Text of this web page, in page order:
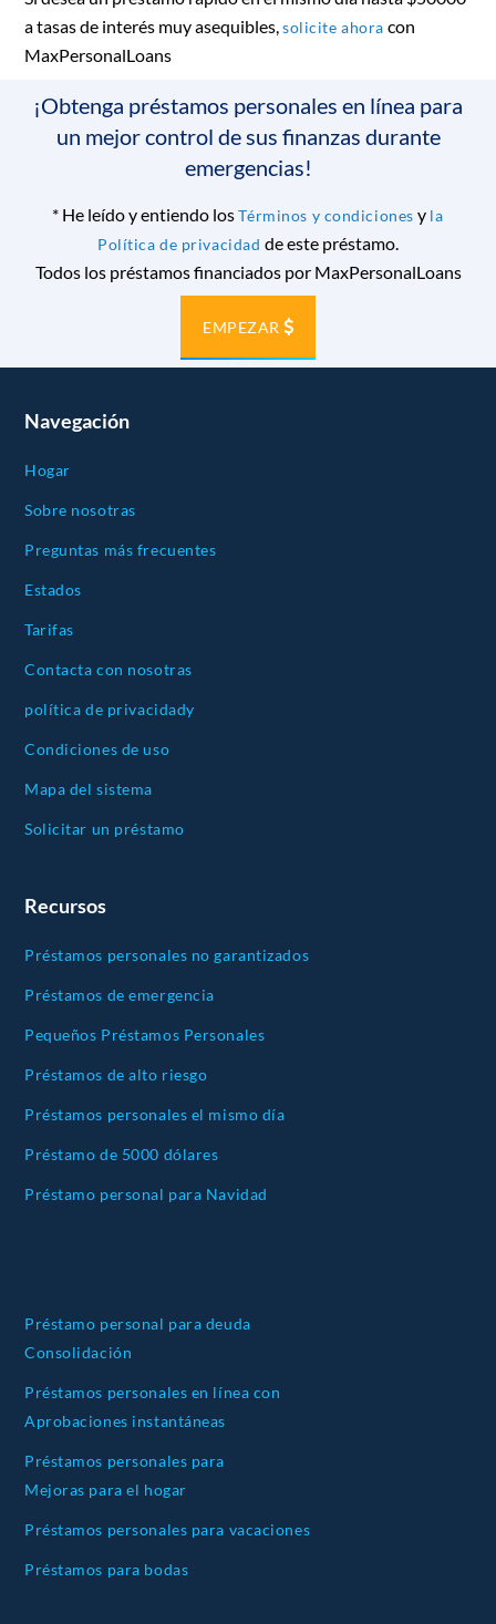
a tasas de interés muy asequibles,solicite ahora con
MaxPersonalLoans
¡Obtenga préstamos personales en línea para
un mejor control de sus finanzas durante
emergencias!
* He leído y entiendo losTérminos y condicionesy la
Política de privacidad de este préstamo.
Todos los préstamos financiados por MaxPersonalLoans
EMPEZAR
Navegación
Hogar
Sobre nosotras
Preguntas más frecuentes
Estados
Tarifas
Contacta con nosotras
política de privacidady
Condiciones de uso
Mapa del sistema
Solicitar un préstamo
Recursos
Préstamos personales no garantizados
Préstamos de emergencia
Pequeños Préstamos Personales
Préstamos de alto riesgo
Préstamos personales el mismo día
Préstamo de 5000 dólares
Préstamo personal para Navidad
Préstamo personal para deuda
Consolidación
Préstamos personales en línea con
Aprobaciones instantáneas
Préstamos personales para
Mejoras para el hogar
Préstamos personales para vacaciones
Préstamos para bodas